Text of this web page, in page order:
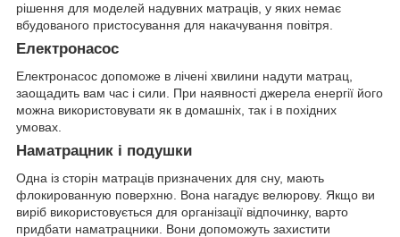
рішення для моделей надувних матраців, у яких немає
вбудованого пристосування для накачування повітря.
Електронасос
Електронасос допоможе в лічені хвилини надути матрац,
заощадить вам час і сили. При наявності джерела енергії його
можна використовувати як в домашніх, так і в похідних
умовах.
Наматрацник і подушки
Одна із сторін матраців призначених для сну, мають
флокированную поверхню. Вона нагадує велюрову. Якщо ви
виріб використовується для організації відпочинку, варто
придбати наматрацники. Вони допоможуть захистити